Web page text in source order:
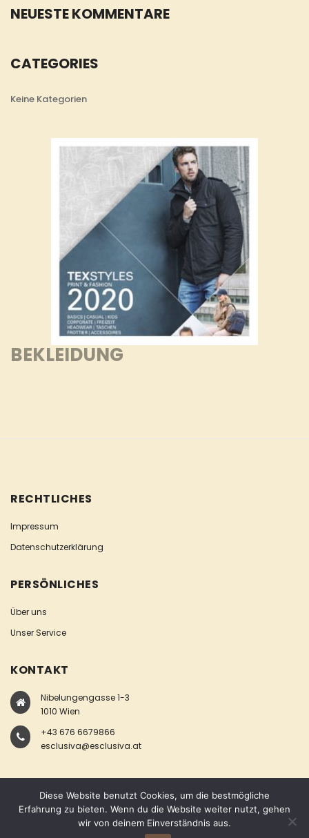
NEUESTE KOMMENTARE
CATEGORIES
Keine Kategorien
BEKLEIDUNG
RECHTLICHES
Impressum
Datenschutzerklärung
PERSÖNLICHES
Über uns
Unser Service
KONTAKT
Nibelungengasse 1-3
1010 Wien
+43 676 6679866
esclusiva@esclusiva.at
COPYRIGHT © ESCLUSIVA
Diese Website benutzt Cookies, um die bestmögliche
Erfahrung zu bieten. Wenn du die Website weiter nutzt, gehen
wir von deinem Einverständnis aus.